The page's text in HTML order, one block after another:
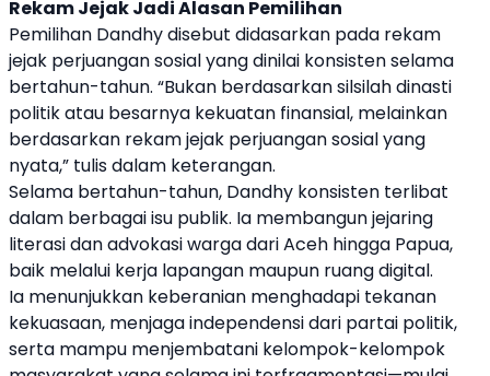
Rekam Jejak Jadi Alasan Pemilihan
Pemilihan Dandhy disebut didasarkan pada rekam
jejak perjuangan sosial yang dinilai konsisten selama
bertahun-tahun. “Bukan berdasarkan silsilah dinasti
politik atau besarnya kekuatan finansial, melainkan
berdasarkan rekam jejak perjuangan sosial yang
nyata,” tulis dalam keterangan.
Selama bertahun-tahun, Dandhy konsisten terlibat
dalam berbagai isu publik. Ia membangun jejaring
literasi dan advokasi warga dari Aceh hingga Papua,
baik melalui kerja lapangan maupun ruang digital.
Ia menunjukkan keberanian menghadapi tekanan
kekuasaan, menjaga independensi dari partai politik,
serta mampu menjembatani kelompok-kelompok